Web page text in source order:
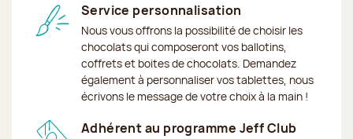
Service personnalisation
Nous vous offrons la possibilité de choisir les
chocolats qui composeront vos ballotins,
coffrets et boites de chocolats. Demandez
également à personnaliser vos tablettes, nous
écrivons le message de votre choix à la main !
Adhérent au programme Jeff Club